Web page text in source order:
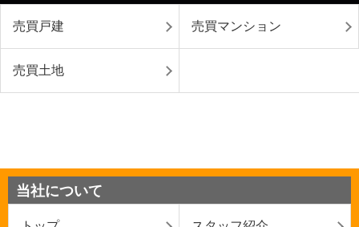
売買戸建 売買マンション
売買土地
当社について